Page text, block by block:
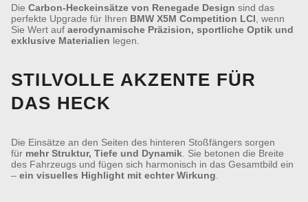
Die Carbon-Heckeinsätze von Renegade Design sind das
perfekte Upgrade für Ihren BMW X5M Competition LCI , wenn
Sie Wert auf aerodynamische Präzision, sportliche Optik und
exklusive Materialien legen.
STILVOLLE AKZENTE FÜR
DAS HECK
Die Einsätze an den Seiten des hinteren Stoßfängers sorgen
für mehr Struktur, Tiefe und Dynamik . Sie betonen die Breite
des Fahrzeugs und fügen sich harmonisch in das Gesamtbild ein
– ein visuelles Highlight mit echter Wirkung